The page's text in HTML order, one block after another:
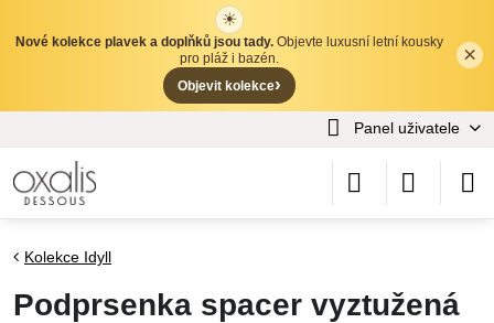
✕
×
☀
Nové kolekce plavek a doplňků jsou tady. Objevte luxusní letní kousky
pro pláž i bazén.
Objevit kolekce›
Panel uživatele
Kolekce Idyll
Podprsenka spacer vyztužená